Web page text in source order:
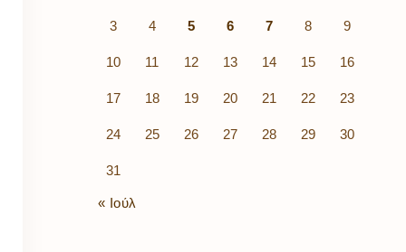
3 4 5 6 7 8 9
10 11 12 13 14 15 16
17 18 19 20 21 22 23
24 25 26 27 28 29 30
31
« Ιούλ